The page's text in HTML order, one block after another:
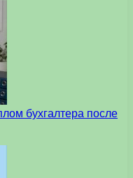
бухгалтера после